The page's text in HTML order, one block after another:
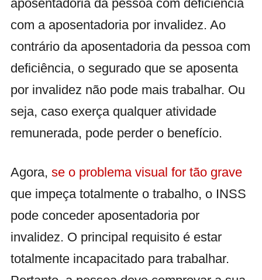
aposentadoria da pessoa com deficiência
com a aposentadoria por invalidez. Ao
contrário da aposentadoria da pessoa com
deficiência, o segurado que se aposenta
por invalidez não pode mais trabalhar. Ou
seja, caso exerça qualquer atividade
remunerada, pode perder o benefício.
Agora, se o problema visual for tão grave
que impeça totalmente o trabalho, o INSS
pode conceder aposentadoria por
invalidez. O principal requisito é estar
totalmente incapacitado para trabalhar.